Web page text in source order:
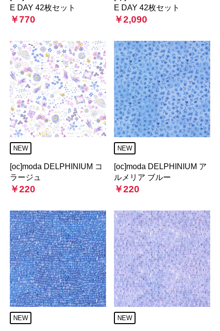
E DAY 42枚セット
￥770
E DAY 42枚セット
￥2,090
NEW
[oc]moda DELPHINIUM コ
ラージュ
￥220
NEW
[oc]moda DELPHINIUM ア
ルメリア ブルー
￥220
NEW NEW